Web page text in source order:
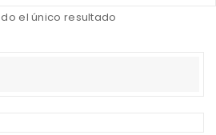
el único resultado